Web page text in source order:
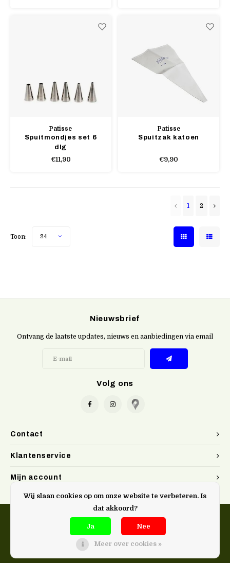
Patisse
Spuitmondjes set 6
dlg
€11,90
Patisse
Spuitzak katoen
€9,90
1 2
Toon: 24
Contact
Nieuwsbrief
Ontvang de laatste updates, nieuws en aanbiedingen via email
Volg ons
Klantenservice
Mijn account
Wij slaan cookies op om onze website te verbeteren. Is
dat akkoord?
Ja Nee
Meer over cookies »